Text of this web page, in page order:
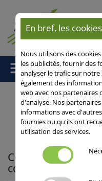
Accueil/Nos actualités/
comme levier de
Conférence en
comme levier de
En bref, les cookies
Nous utilisons des
les publicités, fournir des
analyser le trafic sur
également des
web avec nos partenaires
d'analyse. Nos
informations avec
fournies ou qu'ils ont
utilisation des services.